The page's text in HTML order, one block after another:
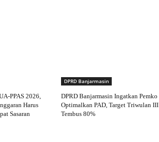
PPAS 2026,
Harus
Sasaran
DPRD Banjarmasin
DPRD Banjarmasin Ingatkan Pemko
Optimalkan PAD, Target Triwulan III
Tembus 80%